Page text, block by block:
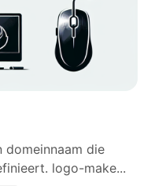
domeinnaam die
logo-make...